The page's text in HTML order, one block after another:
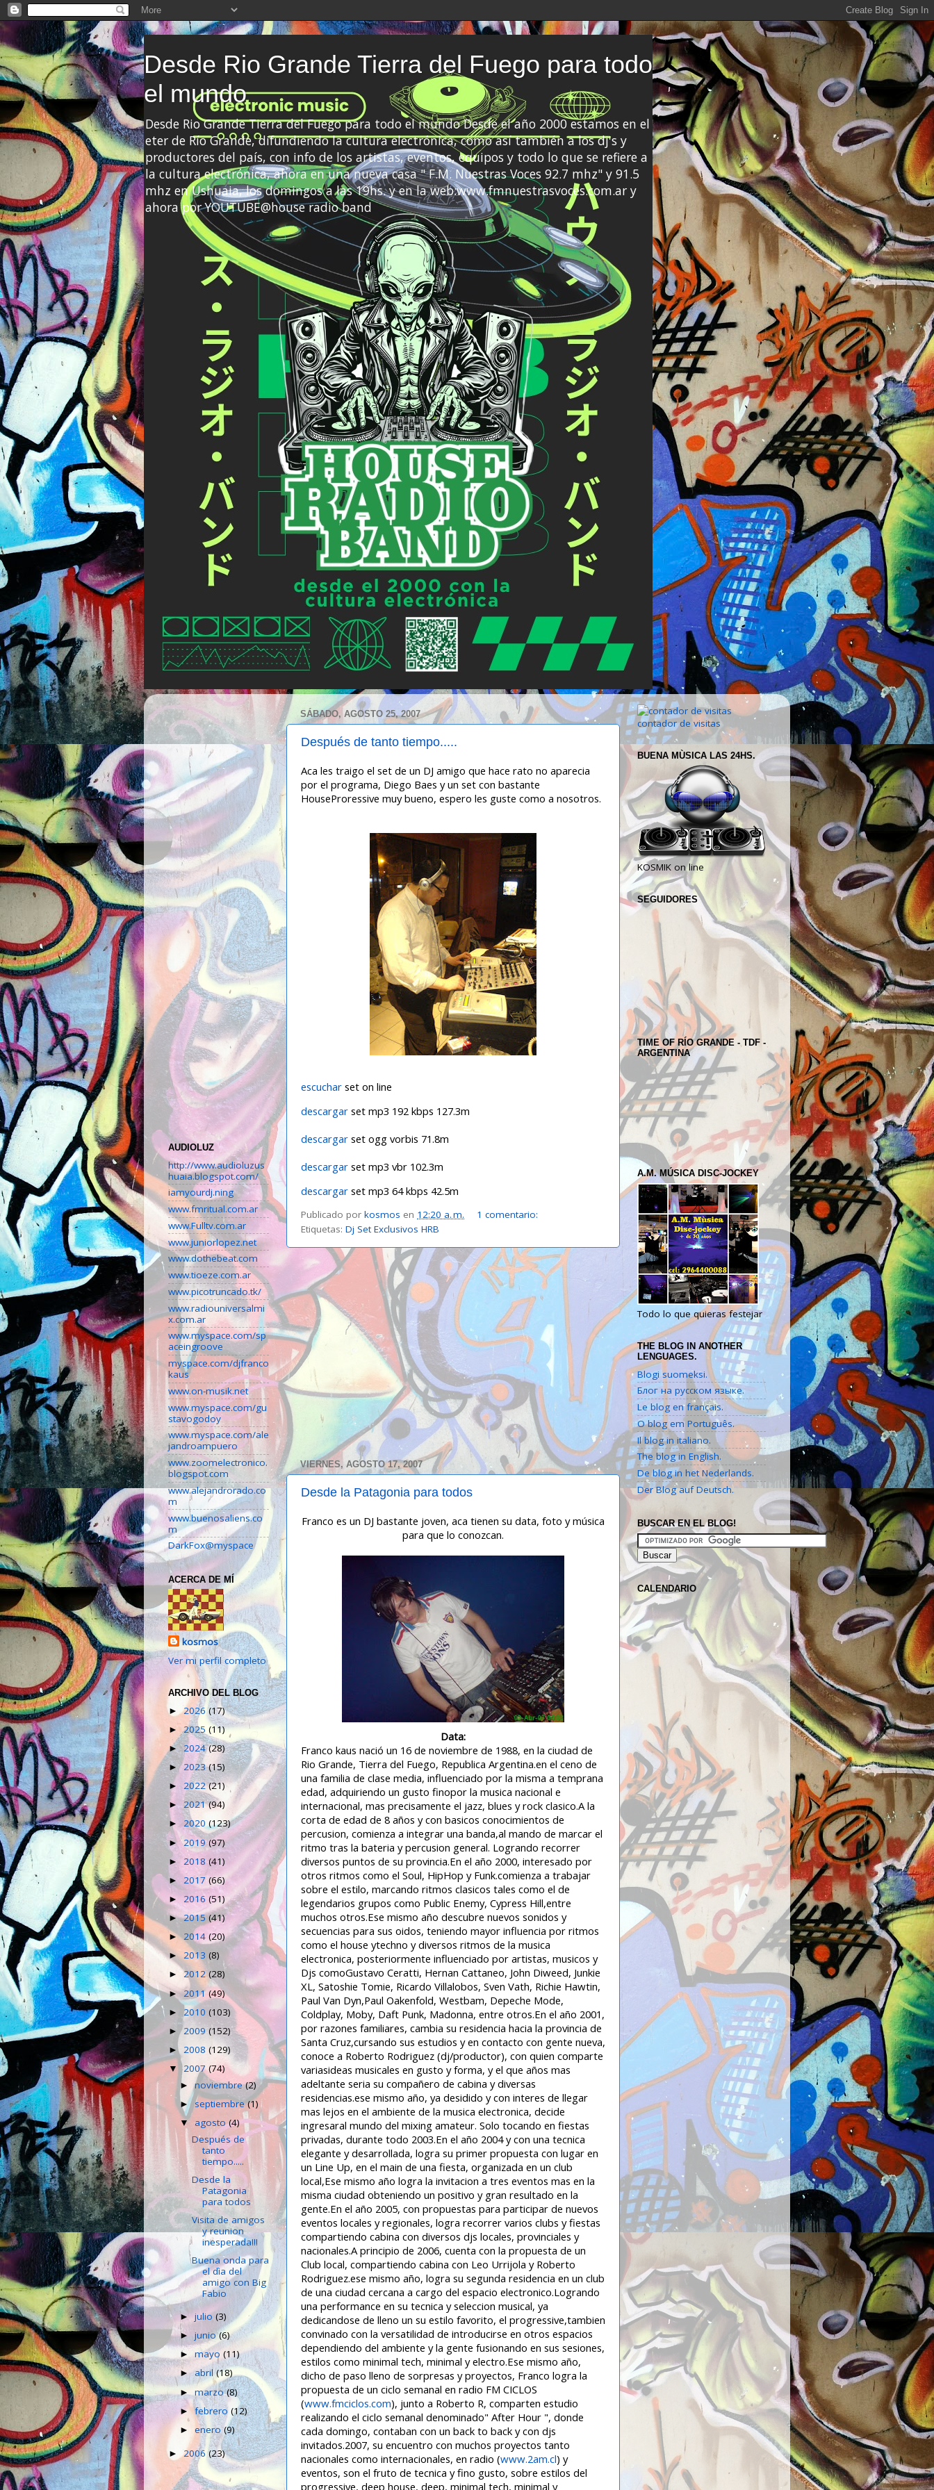
Desde Rio Grande Tierra del Fuego para todo
el mundo
Desde Rio Grande Tierra del Fuego para todo el mundo Desde el año 2000 estamos en el
eter de Río Grande, difundiendo la cultura electrónica, como así también a los dj's y
productores del país, con info de los artistas, eventos, equipos y todo lo que se refiere a
la cultura electrónica, ahora en una nueva casa " F.M. Nuestras Voces 92.7 mhz" y 91.5
mhz en Ushuaia, los domingos a las 19hs. y en la web:www.fmnuestrasvoces.com.ar y
ahora por YOUTUBE@house radio band
SÁBADO, AGOSTO 25, 2007
Después de tanto tiempo.....
Aca les traigo el set de un DJ amigo que hace rato no aparecia
por el programa, Diego Baes y un set con bastante
HouseProressive muy bueno, espero les guste como a nosotros.
escuchar set on line
descargar set mp3 192 kbps 127.3m
descargar set ogg vorbis 71.8m
descargar set mp3 vbr 102.3m
descargar set mp3 64 kbps 42.5m
Publicado por kosmos en 12:20 a. m.
1 comentario:
Etiquetas: Dj Set Exclusivos HRB
VIERNES, AGOSTO 17, 2007
Desde la Patagonia para todos
Franco es un DJ bastante joven, aca tienen su data, foto y música
para que lo conozcan.
Data:
Franco kaus nació un 16 de noviembre de 1988, en la ciudad de
Rio Grande, Tierra del Fuego, Republica Argentina.en el ceno de
una familia de clase media, influenciado por la misma a temprana
edad, adquiriendo un gusto finopor la musica nacional e
internacional, mas precisamente el jazz, blues y rock clasico.A la
corta de edad de 8 años y con basicos conocimientos de
percusion, comienza a integrar una banda,al mando de marcar el
ritmo tras la bateria y percusion general. Logrando recorrer
diversos puntos de su provincia.En el año 2000, interesado por
otros ritmos como el Soul, HipHop y Funk.comienza a trabajar
sobre el estilo, marcando ritmos clasicos tales como el de
legendarios grupos como Public Enemy, Cypress Hill,entre
muchos otros.Ese mismo año descubre nuevos sonidos y
secuencias para sus oidos, teniendo mayor influencia por ritmos
como el house ytechno y diversos ritmos de la musica
electronica, posteriormente influenciado por artistas, musicos y
Djs comoGustavo Ceratti, Hernan Cattaneo, John Diweed, Junkie
XL, Satoshie Tomie, Ricardo Villalobos, Sven Vath, Richie Hawtin,
Paul Van Dyn,Paul Oakenfold, Westbam, Depeche Mode,
Coldplay, Moby, Daft Punk, Madonna, entre otros.En el año 2001,
por razones familiares, cambia su residencia hacia la provincia de
Santa Cruz,cursando sus estudios y en contacto con gente nueva,
conoce a Roberto Rodriguez (dj/productor), con quien comparte
variasideas musicales en gusto y forma, y el que años mas
adeltante seria su compañero de cabina y diversas
residencias.ese mismo año, ya desidido y con interes de llegar
mas lejos en el ambiente de la musica electronica, decide
ingresaral mundo del mixing amateur. Solo tocando en fiestas
privadas, durante todo 2003.En el año 2004 y con una tecnica
elegante y desarrollada, logra su primer propuesta con lugar en
un Line Up, en el main de una fiesta, organizada en un club
local,Ese mismo año logra la invitacion a tres eventos mas en la
misma ciudad obteniendo un positivo y gran resultado en la
gente.En el año 2005, con propuestas para participar de nuevos
eventos locales y regionales, logra recorrer varios clubs y fiestas
compartiendo cabina con diversos djs locales, provinciales y
nacionales.A principio de 2006, cuenta con la propuesta de un
Club local, compartiendo cabina con Leo Urrijola y Roberto
Rodriguez.ese mismo año, logra su segunda residencia en un club
de una ciudad cercana a cargo del espacio electronico.Logrando
una performance en su tecnica y seleccion musical, ya
dedicandose de lleno un su estilo favorito, el progressive,tambien
convinado con la versatilidad de introducirse en otros espacios
dependiendo del ambiente y la gente fusionando en sus sesiones,
estilos como minimal tech, minimal y electro.Ese mismo año,
dicho de paso lleno de sorpresas y proyectos, Franco logra la
propuesta de un ciclo semanal en radio FM CICLOS
(www.fmciclos.com), junto a Roberto R, comparten estudio
realizando el ciclo semanal denominado" After Hour ", donde
cada domingo, contaban con un back to back y con djs
invitados.2007, su encuentro con muchos proyectos tanto
nacionales como internacionales, en radio (www.2am.cl) y
eventos, son el fruto de tecnica y fino gusto, sobre estilos del
progressive, deep house, deep, minimal tech, minimal y
AUDIOLUZ
http://www.audioluzus
huaia.blogspot.com/
iamyourdj.ning
www.fmritual.com.ar
www.Fulltv.com.ar
www.juniorlopez.net
www.dothebeat.com
www.tioeze.com.ar
www.picotruncado.tk/
www.radiouniversalmi
x.com.ar
www.myspace.com/sp
aceingroove
myspace.com/djfranco
kaus
www.on-musik.net
www.myspace.com/gu
stavogodoy
www.myspace.com/ale
jandroampuero
www.zoomelectronico.
blogspot.com
www.alejandrorado.co
m
www.buenosaliens.co
m
DarkFox@myspace
ACERCA DE MÍ
kosmos
Ver mi perfil completo
ARCHIVO DEL BLOG
►2026 (17)
►2025 (11)
►2024(28)
►2023(15)
► 2022(21)
► 2021(94)
► 2020(123)
►2019(97)
► 2018(41)
► 2017 (66)
► 2016 (51)
►2015(41)
►2014 (20)
►2013 (8)
► 2012(28)
►2011 (49)
► 2010 (103)
►2009(152)
► 2008 (129)
▼2007(74)
►noviembre(2)
►septiembre(1)
▼agosto(4)
Después de
tanto
tiempo.....
Desde la
Patagonia
para todos
Visita de amigos
y reunion
inesperada!!!
Buena onda para
el dìa del
amigo con Big
Fabio
►julio(3)
►junio(6)
►mayo(11)
►abril(18)
►marzo(8)
►febrero(12)
►enero(9)
►2006 (23)
contador de visitas
BUENA MÙSICA LAS 24HS.
KOSMIK on line
SEGUIDORES
TIME OF RÍO GRANDE - TDF -
ARGENTINA
A.M. MÚSICA DISC-JOCKEY
Todo lo que quieras festejar
THE BLOG IN ANOTHER
LENGUAGES.
Blogi suomeksi.
Блог на русском языке.
Le blog en français.
O blog em Português.
Il blog in italiano.
The blog in English.
De blog in het Nederlands.
Der Blog auf Deutsch.
BUSCAR EN EL BLOG!
CALENDARIO